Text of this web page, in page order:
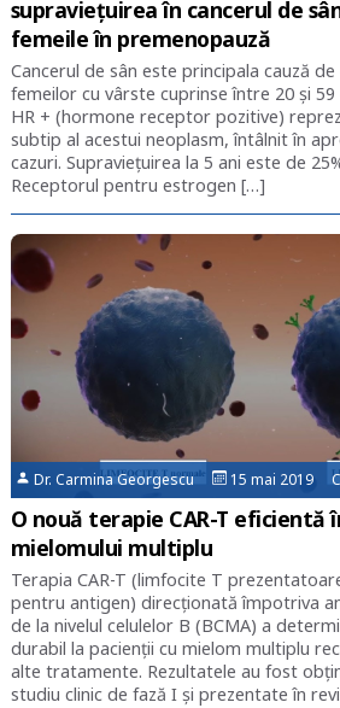
supraviețuirea în cancerul de
femeile în premenopauză
Cancerul de sân este principala cauză
femeilor cu vârste cuprinse între 20 și 59
HR + (hormone receptor pozitive)
subtip al acestui neoplasm, întâlnit în
cazuri. Supraviețuirea la 5 ani este de
Receptorul pentru estrogen […]
Dr. Carmina Georgescu 15 mai 2019
O nouă terapie CAR-T eficientă
mielomului multiplu
Terapia CAR-T (limfocite T
pentru antigen) direcționată împotriva
de la nivelul celulelor B (BCMA) a
durabil la pacienții cu mielom multiplu
alte tratamente. Rezultatele au fost
studiu clinic de fază I și prezentate în